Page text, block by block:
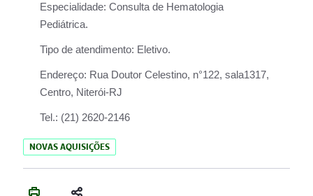
Especialidade: Consulta de Hematologia
Pediátrica.
Tipo de atendimento: Eletivo.
Endereço: Rua Doutor Celestino, n°122, sala1317,
Centro, Niterói-RJ
Tel.: (21) 2620-2146
NOVAS AQUISIÇÕES